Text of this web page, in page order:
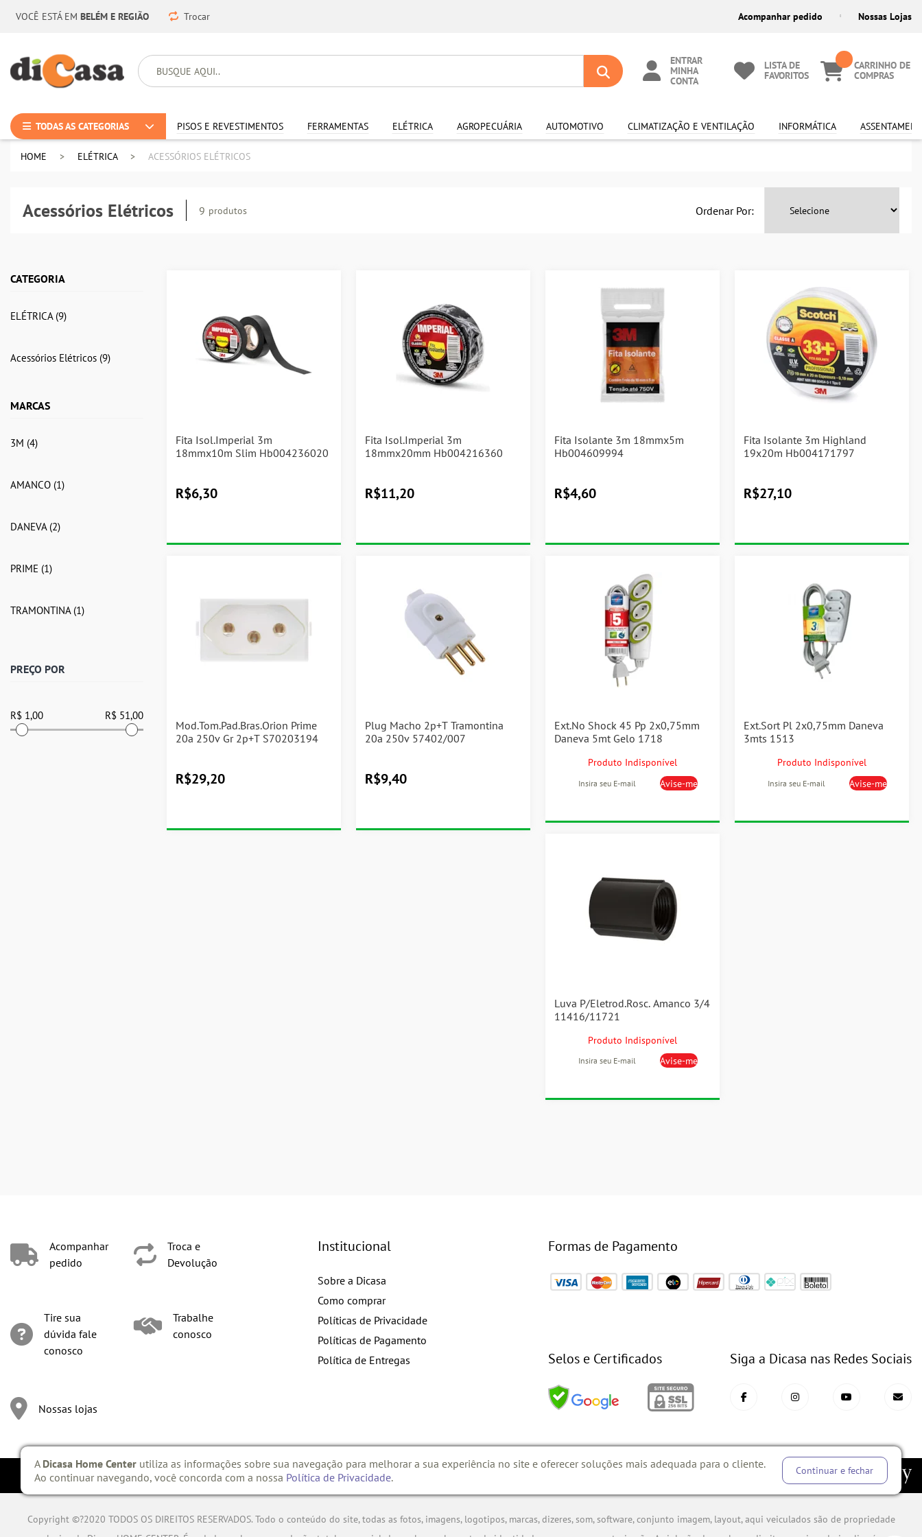
VOCÊ ESTÁ EM BELÉM E REGIÃO Trocar Acompanhar pedido Nossas Lojas
ENTRAR
MINHA
CONTA
LISTA DE
FAVORITOS
CARRINHO DE
COMPRAS
TODAS AS CATEGORIAS PISOS E REVESTIMENTOS FERRAMENTAS ELÉTRICA AGROPECUÁRIA AUTOMOTIVO CLIMATIZAÇÃO E VENTILAÇÃO INFORMÁTICA
HOME ELÉTRICA ACESSÓRIOS ELÉTRICOS
Acessórios Elétricos 9 produtos Ordenar Por:
CATEGORIA
ELÉTRICA (9)
Acessórios Elétricos (9)
MARCAS
3M (4)
AMANCO (1)
DANEVA (2)
PRIME (1)
TRAMONTINA (1)
PREÇO POR
Fita Isol.Imperial 3m
18mmx10m Slim Hb004236020
R$6,30
Fita Isol.Imperial 3m
18mmx20mm Hb004216360
R$11,20
Fita Isolante 3m 18mmx5m
Hb004609994
R$4,60
Fita Isolante 3m Highland
19x20m Hb004171797
R$27,10
Mod.Tom.Pad.Bras.Orion Prime
20a 250v Gr 2p+T S70203194
R$29,20
Plug Macho 2p+T Tramontina
20a 250v 57402/007
R$9,40
Ext.No Shock 45 Pp 2x0,75mm
Daneva 5mt Gelo 1718
Produto Indisponível
Ext.Sort Pl 2x0,75mm Daneva
3mts 1513
Produto Indisponível
Luva P/Eletrod.Rosc. Amanco 3/4
11416/11721
Produto Indisponível
Acompanhar
pedido
Tire sua
dúvida fale
conosco
Nossas lojas
Troca e
Devolução
Trabalhe
conosco
Institucional
Sobre a Dicasa
Como comprar
Políticas de Privacidade
Políticas de Pagamento
Política de Entregas
Formas de Pagamento
Selos e Certificados Siga a Dicasa nas Redes Sociais
Copyright ©?2020 TODOS OS DIREITOS RESERVADOS. Todo o conteúdo do site, todas as fotos, imagens, logotipos, marcas, dizeres, som, software, conjunto imagem, layout, aqui veiculados são de propriedade
A Dicasa Home Center utiliza as informações sobre sua navegação para melhorar a sua experiência no site e oferecer soluções mais adequada para o cliente.
Ao continuar navegando, você concorda com a nossa Política de Privacidade.
Continuar e fechar